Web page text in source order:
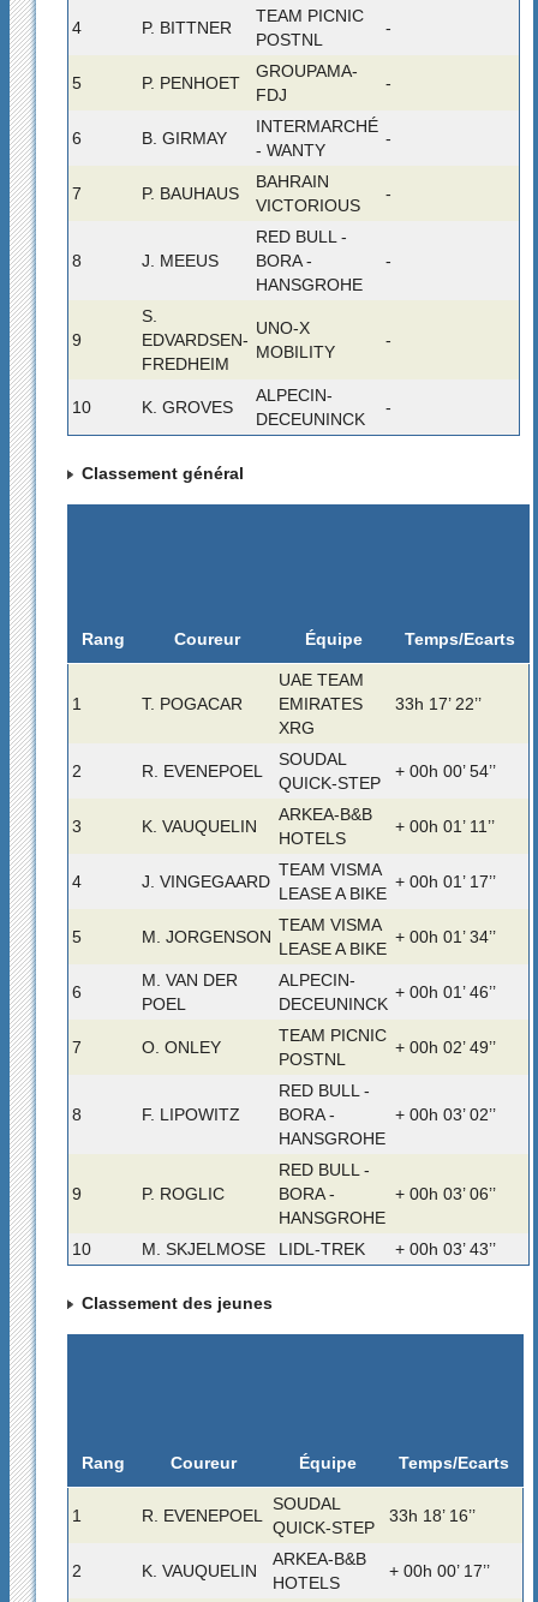
4 P. BITTNER
TEAM PICNIC
POSTNL
-
5 P. PENHOET
GROUPAMA-
FDJ
-
6 B. GIRMAY
INTERMARCHÉ
- WANTY
-
7 P. BAUHAUS
BAHRAIN
VICTORIOUS
-
8 J. MEEUS
RED BULL -
BORA -
HANSGROHE
-
9
S.
EDVARDSEN-
FREDHEIM
UNO-X
MOBILITY
-
10 K. GROVES
ALPECIN-
DECEUNINCK
-
Classement général
Rang Coureur Équipe Temps/Ecarts
1 T. POGACAR
UAE TEAM
EMIRATES
XRG
33h 17’ 22’’
2 R. EVENEPOEL
SOUDAL
QUICK-STEP
+ 00h 00’ 54’’
3 K. VAUQUELIN
ARKEA-B&B
HOTELS
+ 00h 01’ 11’’
4 J. VINGEGAARD
TEAM VISMA
LEASE A BIKE
+ 00h 01’ 17’’
5 M. JORGENSON
TEAM VISMA
LEASE A BIKE
+ 00h 01’ 34’’
6
M. VAN DER
POEL
ALPECIN-
DECEUNINCK
+ 00h 01’ 46’’
7 O. ONLEY
TEAM PICNIC
POSTNL
+ 00h 02’ 49’’
8 F. LIPOWITZ
RED BULL -
BORA -
HANSGROHE
+ 00h 03’ 02’’
9 P. ROGLIC
RED BULL -
BORA -
HANSGROHE
+ 00h 03’ 06’’
10 M. SKJELMOSE LIDL-TREK + 00h 03’ 43’’
Classement des jeunes
Rang Coureur Équipe Temps/Ecarts
1 R. EVENEPOEL
SOUDAL
QUICK-STEP
33h 18’ 16’’
2 K. VAUQUELIN
ARKEA-B&B
HOTELS
+ 00h 00’ 17’’